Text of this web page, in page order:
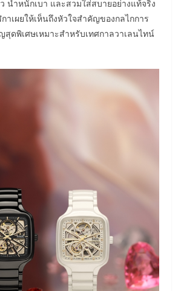
น้ำหนักเบา และสวมใส่สบายอย่างแท้จริง
เผยให้เห็นถึงหัวใจสำคัญของกลไกการ
สุดพิเศษเหมาะสำหรับเทศกาลวาเลนไทน์